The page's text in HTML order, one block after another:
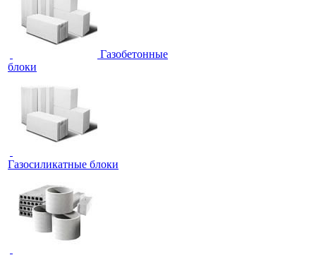
Газобетонные
блоки
Газосиликатные блоки